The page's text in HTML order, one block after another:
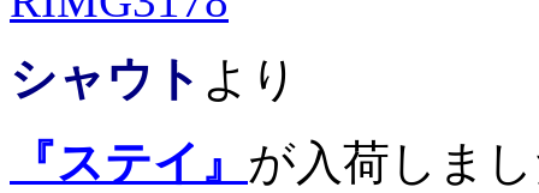
シャウト より
『ステイ』 が入荷しま